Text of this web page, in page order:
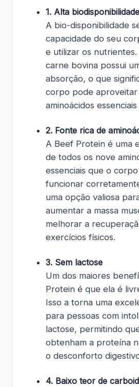
1. Alta biodisponibilidade
A bio-disponibilidade
capacidade do seu
e utilizar os
carne bovina possui
absorção, o que
corpo pode aproveitar
aminoácidos
2. Fonte rica de
A Beef Protein é uma
de todos os nove
essenciais que o
funcionar
uma opção valiosa
aumentar a massa
melhorar a
exercícios físicos.
3. Sem lactose
Um dos maiores
Protein é que ela é
Isso a torna uma
para pessoas com
lactose, permitindo
obtenham a proteína
o desconforto
4. Baixo teor de